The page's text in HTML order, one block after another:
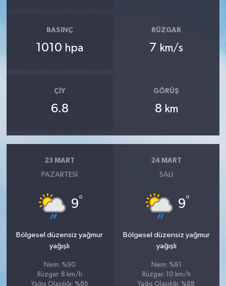
BASINÇ
1010 hpa
RÜZGAR
7 km/s
ÇIY
6.8
GÖRÜŞ
8 km
23 MART
PAZARTESI
9°
Bölgesel düzensiz yağmur
yağışlı
Nem: %90
Rüzgar: 8 km/h
Yağış Olasılığı: %86
24 MART
SALI
9°
Bölgesel düzensiz yağmur
yağışlı
Nem: %81
Rüzgar: 10 km/h
Yağış Olasılığı: %88